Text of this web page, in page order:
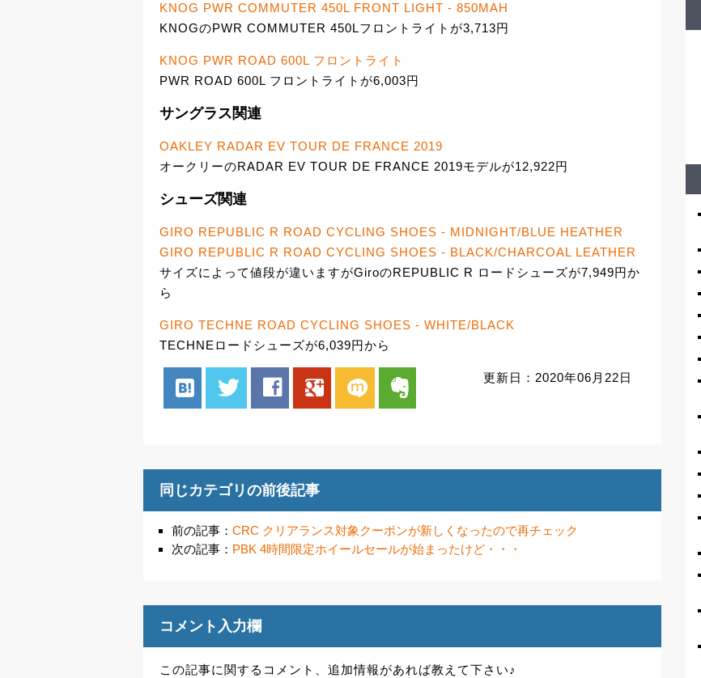
KNOG PWR COMMUTER 450L FRONT LIGHT - 850MAH
KNOGのPWR COMMUTER 450Lフロントライトが3,713円
KNOG PWR ROAD 600L フロントライト
PWR ROAD 600L フロントライトが6,003円
サングラス関連
OAKLEY RADAR EV TOUR DE FRANCE 2019
オークリーのRADAR EV TOUR DE FRANCE 2019モデルが12,922円
シューズ関連
GIRO REPUBLIC R ROAD CYCLING SHOES - MIDNIGHT/BLUE HEATHER
GIRO REPUBLIC R ROAD CYCLING SHOES - BLACK/CHARCOAL LEATHER
サイズによって値段が違いますがGiroのREPUBLIC R ロードシューズが7,949円か
ら
GIRO TECHNE ROAD CYCLING SHOES - WHITE/BLACK
TECHNEロードシューズが6,039円から
hatenabookmark twitter facebook google mixi evernote 更新日：2020年06月22日
同じカテゴリの前後記事
前の記事： CRC クリアランス対象クーポンが新しくなったので再チェック
次の記事： PBK 4時間限定ホイールセールが始まったけど・・・
コメント入力欄
この記事に関するコメント、追加情報があれば教えて下さい♪